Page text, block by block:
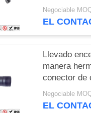
alambre
conector de
Negociable
EL
Llevado
manera
conector de
tornillo 3 3
T
Negociable
EL